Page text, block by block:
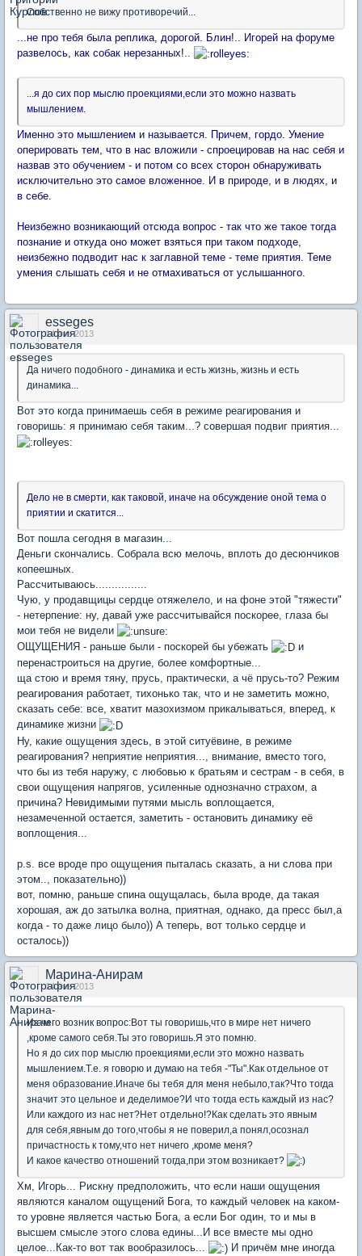
Собственно не вижу противоречий...
...не про тебя была реплика, дорогой. Блин!.. Игорей на форуме
развелось, как собак нерезанных!..
...я до сих пор мыслю проекциями,если это можно назвать
мышлением.
Именно это мышлением и называется. Причем, гордо. Умение
оперировать тем, что в нас вложили - спроецировав на нас себя и
назвав это обучением - и потом со всех сторон обнаруживать
исключительно это самое вложенное. И в природе, и в людях, и
в себе.
Неизбежно возникающий отсюда вопрос - так что же такое тогда
познание и откуда оно может взяться при таком подходе,
неизбежно подводит нас к заглавной теме - теме приятия. Теме
умения слышать себя и не отмахиваться от услышанного.
esseges
14 янв 2013
Да ничего подобного - динамика и есть жизнь, жизнь и есть
динамика...
Вот это когда принимаешь себя в режиме реагирования и
говоришь: я принимаю себя таким...? совершая подвиг приятия...
Дело не в смерти, как таковой, иначе на обсуждение оной тема о
приятии и скатится...
Вот пошла сегодня в магазин...
Деньги скончались. Собрала всю мелочь, вплоть до десюнчиков
копеешных.
Рассчитываюсь................
Чую, у продавщицы сердце отяжелело, и на фоне этой "тяжести"
- нетерпение: ну, давай уже рассчитывайся поскорее, глаза бы
мои тебя не видели
ОЩУЩЕНИЯ - раньше были - поскорей бы убежать
и
перенастроиться на другие, более комфортные...
ща стою и время тяну, прусь, практически, а чё прусь-то? Режим
реагирования работает, тихонько так, что и не заметить можно,
сказать себе: все, хватит мазохизмом прикалываться, вперед, к
динамике жизни
Ну, какие ощущения здесь, в этой ситуёвине, в режиме
реагирования? неприятие неприятия..., внимание, вместо того,
что бы из тебя наружу, с любовью к братьям и сестрам - в себя, в
свои ощущения напрягов, усиленные однозначно страхом, а
причина? Невидимыми путями мысль воплощается,
незамеченной остается, заметить - остановить динамику её
воплощения...
p.s. все вроде про ощущения пыталась сказать, а ни слова при
этом.., показательно))
вот, помню, раньше спина ощущалась, была вроде, да такая
хорошая, аж до затылка волна, приятная, однако, да пресс был,а
когда - то даже лицо было)) А теперь, вот только сердце и
осталось))
Марина-Анирам
14 янв 2013
Из чего возник вопрос:Вот ты говоришь,что в мире нет ничего
,кроме самого себя.Ты это говоришь.Я это помню.
Но я до сих пор мыслю проекциями,если это можно назвать
мышлением.Т.е. я говорю и думаю на тебя -"Ты".Как отдельное от
меня образование.Иначе бы тебя для меня небыло,так?Что тогда
значит это цельное и деделимое?И что тогда есть каждый из нас?
Или каждого из нас нет?Нет отдельно!?Как сделать это явным
для себя,явным до того,чтобы я не поверил,а понял,осознал
причастность к тому,что нет ничего ,кроме меня?
И какое качество отношений тогда,при этом возникает?
Хм, Игорь... Рискну предположить, что если наши ощущения
являются каналом ощущений Бога, то каждый человек на каком-
то уровне является частью Бога, а если Бог один, то и мы в
высшем смысле этого слова едины...И все вместе мы одно
целое...Как-то вот так вообразилось...
И причём мне иногда